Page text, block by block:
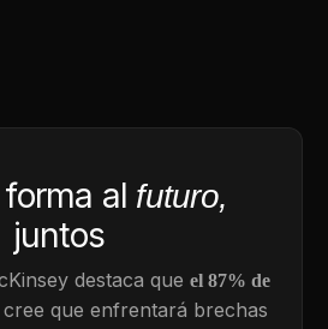
al futuro,
juntos
destaca que el 87% de
que enfrentará brechas